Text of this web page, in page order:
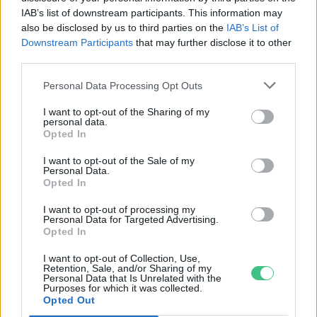
IAB’s list of downstream participants. This information may
also be disclosed by us to third parties on the IAB’s List of
Downstream Participants that may further disclose it to other
Personal Data Processing Opt Outs
I want to opt-out of the Sharing of my
personal data.
Opted In
I want to opt-out of the Sale of my
Personal Data.
Opted In
I want to opt-out of processing my
Personal Data for Targeted Advertising.
Opted In
I want to opt-out of Collection, Use,
Retention, Sale, and/or Sharing of my
Personal Data that Is Unrelated with the
Purposes for which it was collected.
Opted Out
Újabb mérföldkőhöz érkezett a
hazai vendéglátás és közétkeztetés
Greendex Szemle
130 éves étlapok mesélnek az
éghajlatváltozásról
Szemle
Melyik étterem kapja az idei
Gasztrohős Díjat?
Greendex Szemle
Nagy változások jönnek a
vendéglátásban a